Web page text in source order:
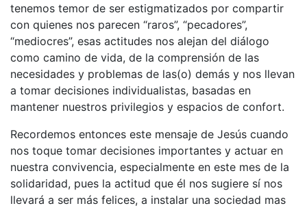
tenemos temor de ser estigmatizados por compartir
con quienes nos parecen “raros”, “pecadores”,
“mediocres”, esas actitudes nos alejan del diálogo
como camino de vida, de la comprensión de las
necesidades y problemas de las(o) demás y nos llevan
a tomar decisiones individualistas, basadas en
mantener nuestros privilegios y espacios de confort.
Recordemos entonces este mensaje de Jesús cuando
nos toque tomar decisiones importantes y actuar en
nuestra convivencia, especialmente en este mes de la
solidaridad, pues la actitud que él nos sugiere sí nos
llevará a ser más felices, a instalar una sociedad mas